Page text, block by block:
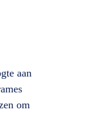
aan
om